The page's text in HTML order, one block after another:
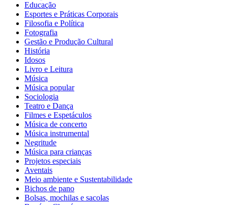
Educação
Esportes e Práticas Corporais
Filosofia e Política
Fotografia
Gestão e Produção Cultural
História
Idosos
Livro e Leitura
Música
Música popular
Sociologia
Teatro e Dança
Filmes e Espetáculos
Música de concerto
Música instrumental
Negritude
Música para crianças
Projetos especiais
Aventais
Meio ambiente e Sustentabilidade
Bichos de pano
Bolsas, mochilas e sacolas